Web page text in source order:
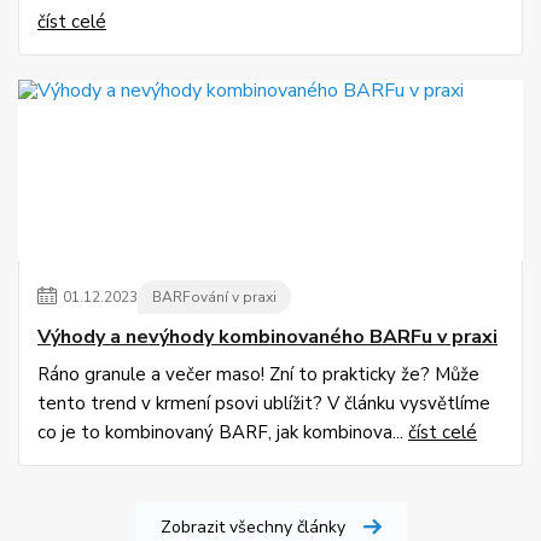
číst celé
01.12.2023 BARFování v praxi
Výhody a nevýhody kombinovaného BARFu v praxi
Ráno granule a večer maso! Zní to prakticky že? Může
tento trend v krmení psovi ublížit? V článku vysvětlíme
co je to kombinovaný BARF, jak kombinova... číst celé
Zobrazit všechny články